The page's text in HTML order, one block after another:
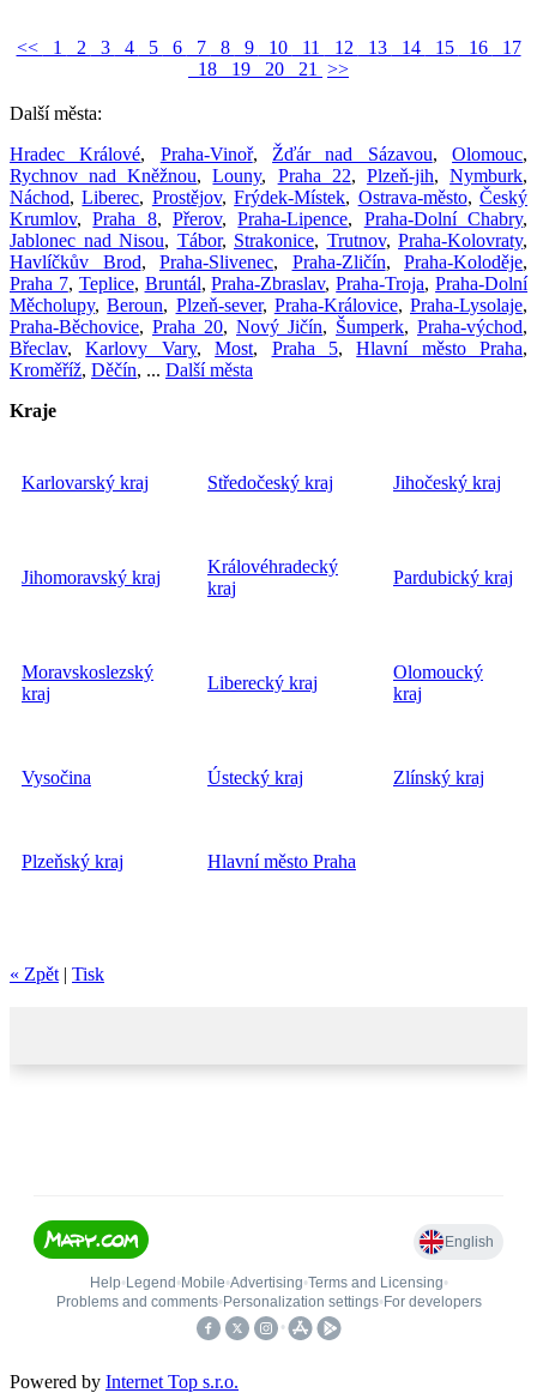
<< 1 2 3 4 5 6 7 8 9 10 11 12 13 14 15 16
17
18
19 20 21 >>
Další města:
Hradec Králové, Praha-Vinoř, Žďár nad Sázavou,Olomouc,
Rychnov nad Kněžnou,Louny, Praha 22, Plzeň-jih,Nymburk,
Náchod,Liberec, Prostějov,Frýdek-Místek, Ostrava-město,Český
Krumlov,Praha 8,Přerov,Praha-Lipence, Praha-Dolní Chabry,
Jablonec nad Nisou, Tábor, Strakonice, Trutnov, Praha-Kolovraty,
Havlíčkův Brod, Praha-Slivenec, Praha-Zličín, Praha-Koloděje,
Praha 7, Teplice, Bruntál,Praha-Zbraslav,Praha-Troja,Praha-Dolní
Měcholupy,Beroun, Plzeň-sever, Praha-Královice, Praha-Lysolaje,
Praha-Běchovice, Praha 20, Nový Jičín, Šumperk, Praha-východ,
Břeclav,Karlovy Vary,Most, Praha 5,Hlavní město Praha,
Kroměříž, Děčín, ... Další města
Kraje
Karlovarský kraj Středočeský kraj Jihočeský kraj
Jihomoravský kraj
Královéhradecký
kraj
Pardubický kraj
Moravskoslezský
kraj
Liberecký kraj
Olomoucký
kraj
Vysočina Ústecký kraj Zlínský kraj
Plzeňský kraj Hlavní město Praha
« Zpět | Tisk
Powered by Internet Top s.r.o.